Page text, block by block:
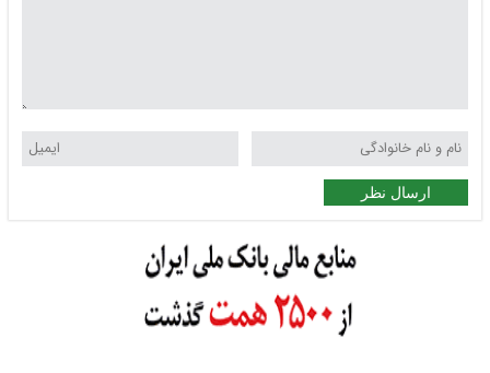
ارسال نظر